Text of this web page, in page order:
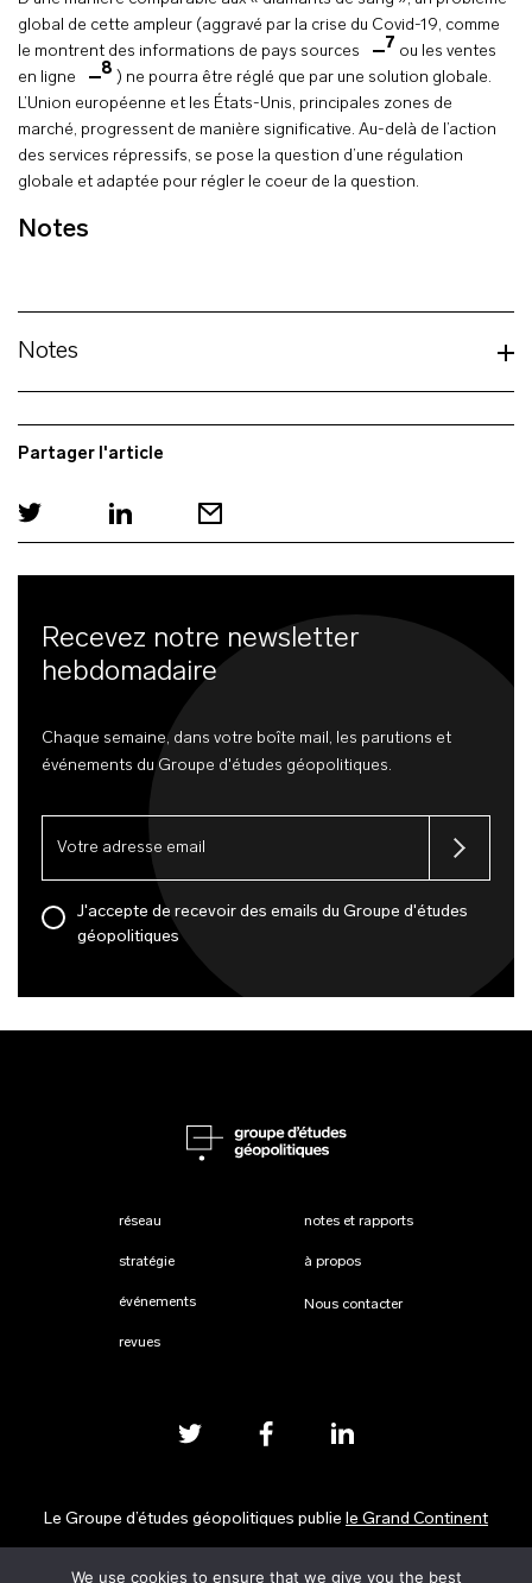
global de cette ampleur (aggravé par la crise du Covid-19, comme
le montrent des informations de pays sources
7 ou les ventes
en ligne
8 ) ne pourra être réglé que par une solution globale.
L’Union européenne et les États-Unis, principales zones de
marché, progressent de manière significative. Au-delà de l’action
des services répressifs, se pose la question d’une régulation
globale et adaptée pour régler le coeur de la question.
Notes
Notes
Partager l'article
Recevez notre newsletter
hebdomadaire
Chaque semaine, dans votre boîte mail, les parutions et
événements du Groupe d'études géopolitiques.
J'accepte de recevoir des emails du Groupe d'études
géopolitiques
réseau
stratégie
événements
revues
notes et rapports
à propos
Nous contacter
Le Groupe d’études géopolitiques publie le Grand Continent
We use cookies to ensure that we give you the best